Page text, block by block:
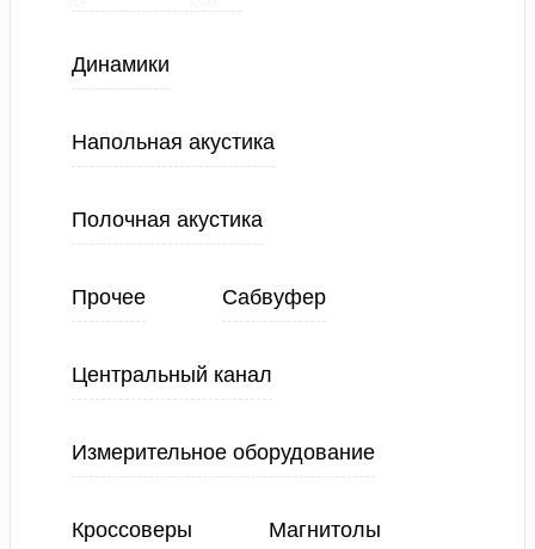
Динамики
Напольная акустика
Полочная акустика
Прочее Сабвуфер
Центральный канал
Измерительное оборудование
Кроссоверы Магнитолы